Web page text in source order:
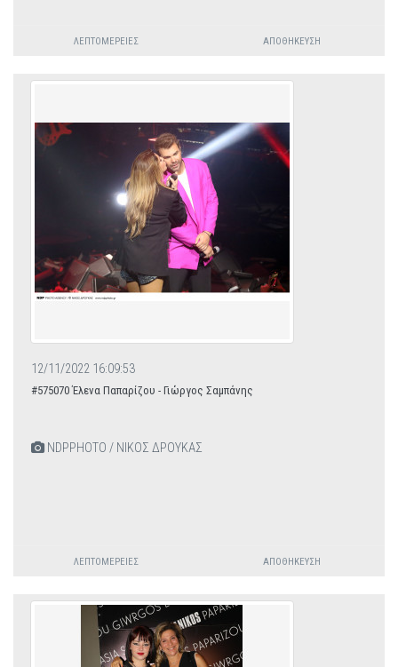
ΛΕΠΤΟΜΈΡΕΙΕΣ ΑΠΟΘΉΚΕΥΣΗ
12/11/2022 16:09:53
#575070 Έλενα Παπαρίζου - Γιώργος Σαμπάνης
NDPPHOTO / ΝΙΚΟΣ ΔΡΟΥΚΑΣ
ΛΕΠΤΟΜΈΡΕΙΕΣ ΑΠΟΘΉΚΕΥΣΗ